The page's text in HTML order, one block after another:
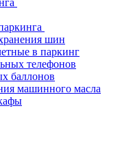
шин
в паркинг
телефонов
баллонов
машинного масла